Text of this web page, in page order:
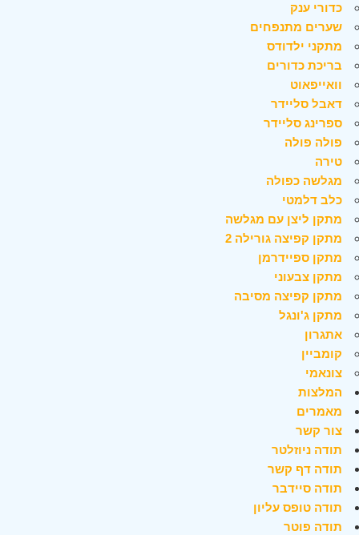
כדורי ענק
שערים מתנפחים
מתקני ילדודס
בריכת כדורים
וואייפאוט
דאבל סליידר
ספרינג סליידר
פולה פולה
טירה
מגלשה כפולה
כלב דלמטי
מתקן ליצן עם מגלשה
מתקן קפיצה גורילה 2
מתקן ספיידרמן
מתקן צבעוני
מתקן קפיצה מסיבה
מתקן ג'ונגל
אתגרון
קומביין
צונאמי
המלצות
מאמרים
צור קשר
תודה ניוזלטר
תודה דף קשר
תודה סיידבר
תודה טופס עליון
תודה פוטר